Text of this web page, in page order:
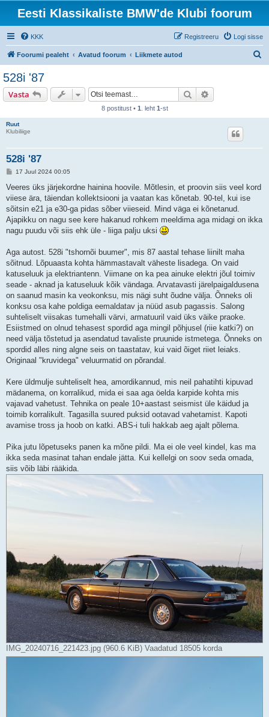
Eesti Klassikaliste BMW'de Klubi foorum
KKK Logi sisse
Registreeru
Foorumi pealeht Avatud foorum Liikmete autod
528i '87
Vasta Otsi
8 postitust • 1 . leht 1-st
Ruut
Klubiliige
528i '87
P
s
i
t
s
17 Juul 2024 00:05
Veeres üks järjekordne hainina hoovile. Mõtlesin, et proovin siis veel kord
viiese ära, täiendan kollektsiooni ja vaatan kas kõnetab. 90-tel, kui ise
sõitsin e21 ja e30-ga pidas sõber viieseid. Mind väga ei kõnetanud.
Ajapikku on nagu see kere hakanud rohkem meeldima aga midagi on ikka
nagu puudu või siis ehk üle - liiga palju uksi
Aga autost. 528i "tshornõi buumer", mis 87 aastal tehase liinilt maha
sõitnud. Lõpuaasta kohta hämmastavalt väheste lisadega. On vaid
katuseluuk ja elektriantenn. Viimane on ka pea ainuke elektri jõul toimiv
seade - aknad ja katuseluuk kõik vändaga. Arvatavasti järelpaigaldusena
on saanud masin ka veokonksu, mis nägi suht õudne välja. Õnneks oli
konksu osa kahe poldiga eemaldatav ja nüüd asub pagassis. Salong
suhteliselt viisakas tumehalli värvi, armatuuril vaid üks väike praoke.
Esiistmed on olnud tehasest spordid aga mingil põhjusel (riie katki?) on
need välja tõstetud ja asendatud tavaliste pruunide istmetega. Õnneks on
spordid alles ning algne seis on taastatav, kui vaid õiget riiet leiaks.
Originaal "kruvidega" veluurmatid on põrandal.
Kere üldmulje suhteliselt hea, amordikannud, mis neil pahatihti kipuvad
mädanema, on korralikud, mida ei saa aga öelda karpide kohta mis
vajavad vahetust. Tehnika on peale 10+aastast seismist üle käidud ja
toimib korralikult. Tagasilla suured puksid ootavad vahetamist. Kapoti
avamise tross ja hoob on katki. ABS-i tuli hakkab aeg ajalt põlema.
Pika jutu lõpetuseks panen ka mõne pildi. Ma ei ole veel kindel, kas ma
ikka seda masinat tahan endale jätta. Kui kellelgi on soov seda omada,
siis võib läbi rääkida.
IMG_20240716_221423.jpg (960.6 KiB) Vaadatud 18505 korda